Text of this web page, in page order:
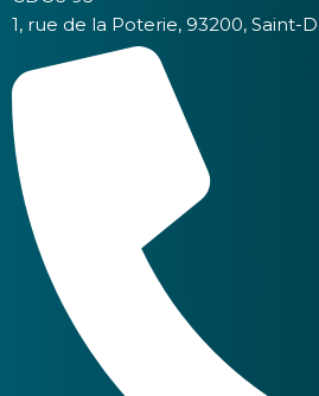
1, rue de la Poterie, 93200, Saint-